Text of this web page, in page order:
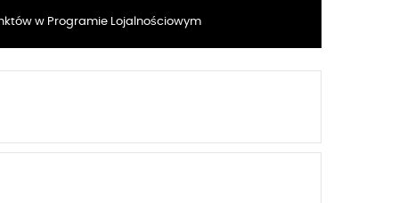
w Programie Lojalnościowym